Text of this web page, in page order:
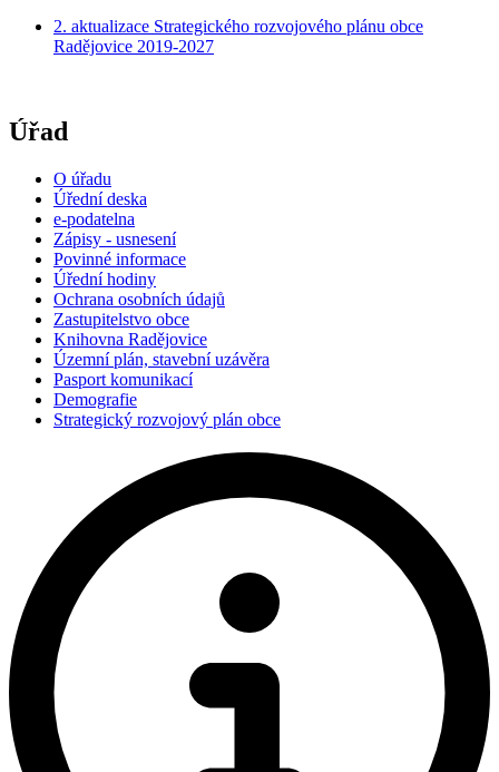
2. aktualizace Strategického rozvojového plánu obce
Radějovice 2019-2027
Úřad
O úřadu
Úřední deska
e-podatelna
Zápisy - usnesení
Povinné informace
Úřední hodiny
Ochrana osobních údajů
Zastupitelstvo obce
Knihovna Radějovice
Územní plán, stavební uzávěra
Pasport komunikací
Demografie
Strategický rozvojový plán obce